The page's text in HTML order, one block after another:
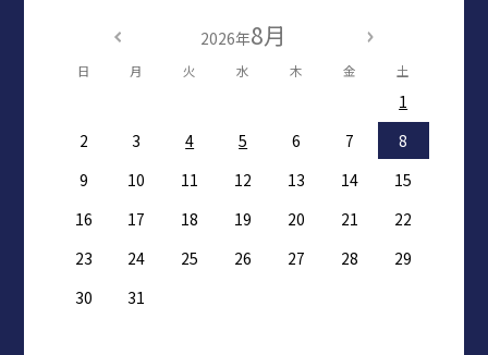
2026年8月
日 月 火 水 木 金 土
1
2
3 4 5 6 7
8
9
10 11 12 13 14
15
16
17 18 19 20 21
22
23
24 25 26 27 28
29
30
31